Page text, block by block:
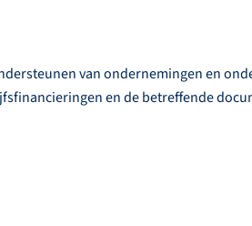
van ondernemingen en
en de betreffende